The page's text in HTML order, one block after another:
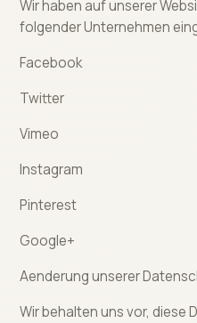
Wir haben auf unserer
folgender Unternehmen
Facebook
Twitter
Vimeo
Instagram
Pinterest
Google+
Aenderung unserer
Wir behalten uns vor, diese